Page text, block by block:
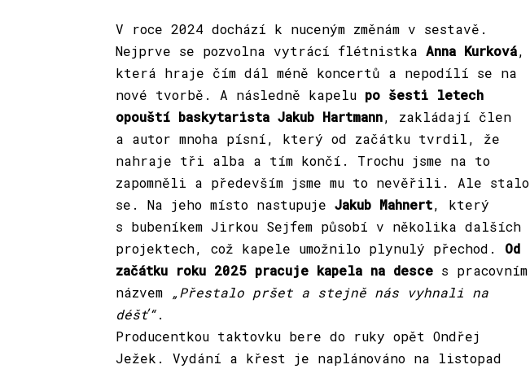
V roce 2024 dochází k nuceným změnám v sestavě.
Nejprve se pozvolna vytrácí flétnistka Anna Kurková,
která hraje čím dál méně koncertů a nepodílí se na
nové tvorbě. A následně kapelu po šesti letech
opouští baskytarista Jakub Hartmann, zakládají člen
a autor mnoha písní, který od začátku tvrdil, že
nahraje tři alba a tím končí. Trochu jsme na to
zapomněli a především jsme mu to nevěřili. Ale stalo
se. Na jeho místo nastupuje Jakub Mahnert, který
s bubeníkem Jirkou Sejfem působí v několika dalších
projektech, což kapele umožnilo plynulý přechod.
Od
začátku roku 2025 pracuje kapela na desce s pracovním
názvem
„Přestalo pršet a stejně nás vyhnali na
déšť“.
Producentkou taktovku bere do ruky opět Ondřej
Ježek. Vydání a křest je naplánováno na listopad